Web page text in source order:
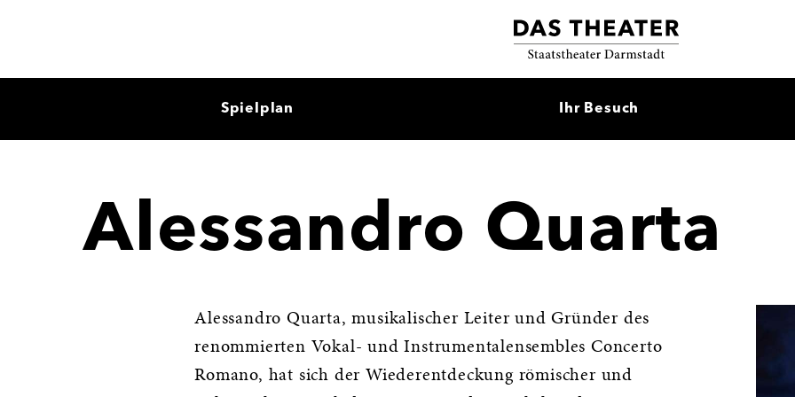
Spielplan Ihr Besuch
Alessandro Quarta
Alessandro Quarta, musikalischer Leiter und Gründer des
renommierten Vokal- und Instrumentalensembles Concerto
Romano, hat sich der Wiederentdeckung römischer und